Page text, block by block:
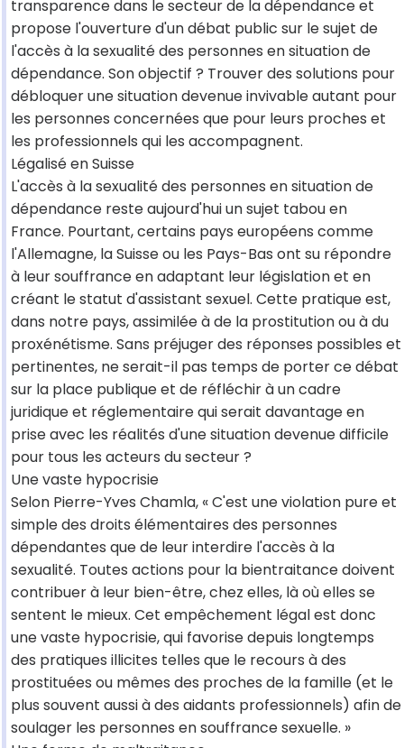
transparence dans le secteur de la dépendance et
propose l'ouverture d'un débat public sur le sujet de
l'accès à la sexualité des personnes en situation de
dépendance. Son objectif ? Trouver des solutions pour
débloquer une situation devenue invivable autant pour
les personnes concernées que pour leurs proches et
les professionnels qui les accompagnent.
Légalisé en Suisse
L'accès à la sexualité des personnes en situation de
dépendance reste aujourd'hui un sujet tabou en
France. Pourtant, certains pays européens comme
l'Allemagne, la Suisse ou les Pays-Bas ont su répondre
à leur souffrance en adaptant leur législation et en
créant le statut d'assistant sexuel. Cette pratique est,
dans notre pays, assimilée à de la prostitution ou à du
proxénétisme. Sans préjuger des réponses possibles et
pertinentes, ne serait-il pas temps de porter ce débat
sur la place publique et de réfléchir à un cadre
juridique et réglementaire qui serait davantage en
prise avec les réalités d'une situation devenue difficile
pour tous les acteurs du secteur ?
Une vaste hypocrisie
Selon Pierre-Yves Chamla, « C'est une violation pure et
simple des droits élémentaires des personnes
dépendantes que de leur interdire l'accès à la
sexualité. Toutes actions pour la bientraitance doivent
contribuer à leur bien-être, chez elles, là où elles se
sentent le mieux. Cet empêchement légal est donc
une vaste hypocrisie, qui favorise depuis longtemps
des pratiques illicites telles que le recours à des
prostituées ou mêmes des proches de la famille (et le
plus souvent aussi à des aidants professionnels) afin de
soulager les personnes en souffrance sexuelle. »